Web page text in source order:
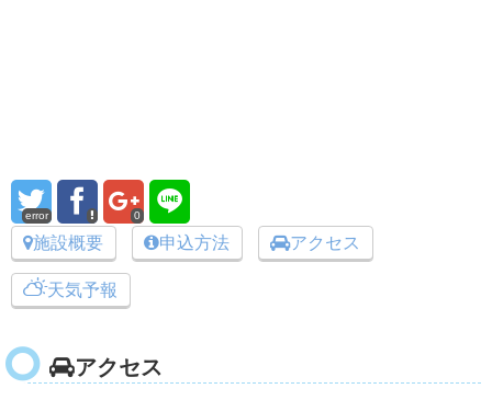
error 0
施設概要 申込方法 アクセス
天気予報
アクセス